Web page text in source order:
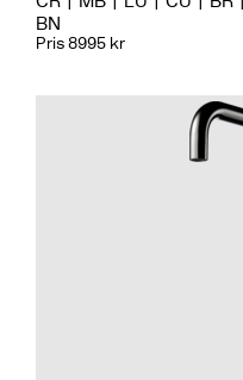
BN
Pris 8995 kr